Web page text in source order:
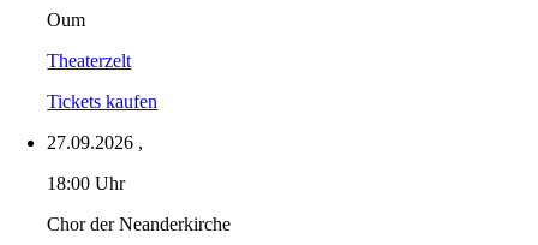
Oum
Theaterzelt
Tickets kaufen
27.09.2026 ,
18:00 Uhr
Chor der Neanderkirche